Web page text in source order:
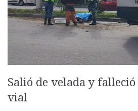
Salió de velada y
vial